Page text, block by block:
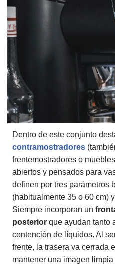
Dentro de este conjunto
contramostradores
frentemostradores o
abiertos y pensados para
definen por tres parámetros
(habitualmente 35 o 60 cm)
Siempre incorporan un
posterior que ayudan tanto
contención de líquidos. Al
frente, la trasera va cerrada
mantener una imagen